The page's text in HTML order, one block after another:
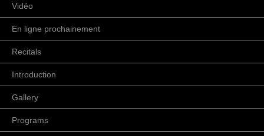
Vidéo
En ligne prochainement
Recitals
Introduction
Gallery
Programs